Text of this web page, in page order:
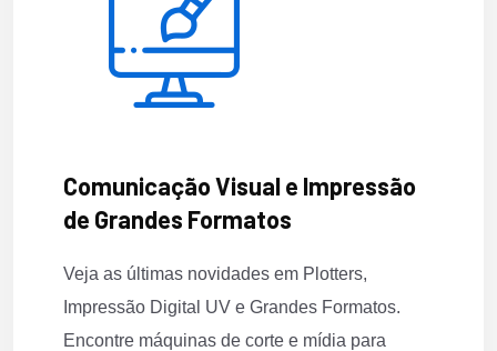
Comunicação Visual e Impressão
de Grandes Formatos
Veja as últimas novidades em Plotters,
Impressão Digital UV e Grandes Formatos.
Encontre máquinas de corte e mídia para